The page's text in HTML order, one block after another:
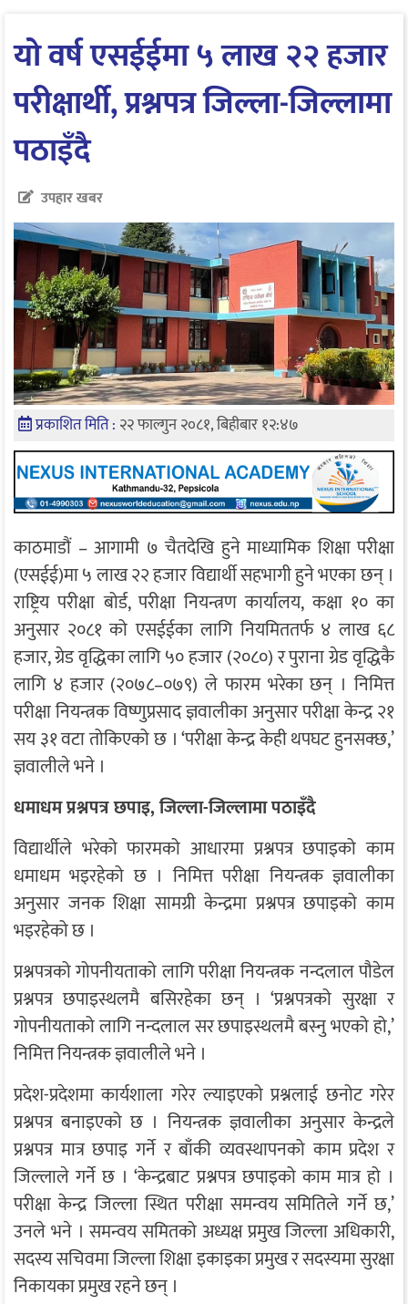
यो वर्ष एसईईमा ५ लाख २२ हजार
परीक्षार्थी, प्रश्नपत्र जिल्ला-जिल्लामा
पठाइँदै
उपहार खबर
प्रकाशित मिति : २२ फाल्गुन २०८१, बिहीबार १२:४७
काठमाडौं – आगामी ७ चैतदेखि हुने माध्यामिक शिक्षा परीक्षा
(एसईई)मा ५ लाख २२ हजार विद्यार्थी सहभागी हुने भएका छन् ।
राष्ट्रिय परीक्षा बोर्ड, परीक्षा नियन्त्रण कार्यालय, कक्षा १० का
अनुसार २०८१ को एसईईका लागि नियमिततर्फ ४ लाख ६८
हजार, ग्रेड वृद्धिका लागि ५० हजार (२०८०) र पुराना ग्रेड वृद्धिकै
लागि ४ हजार (२०७८–०७९) ले फारम भरेका छन् । निमित्त
परीक्षा नियन्त्रक विष्णुप्रसाद ज्ञवालीका अनुसार परीक्षा केन्द्र २१
सय ३१ वटा तोकिएको छ । ‘परीक्षा केन्द्र केही थपघट हुनसक्छ,’
ज्ञवालीले भने ।
धमाधम प्रश्नपत्र छपाइ, जिल्ला-जिल्लामा पठाइँदै
विद्यार्थीले भरेको फारमको आधारमा प्रश्नपत्र छपाइको काम
धमाधम भइरहेको छ । निमित्त परीक्षा नियन्त्रक ज्ञवालीका
अनुसार जनक शिक्षा सामग्री केन्द्रमा प्रश्नपत्र छपाइको काम
भइरहेको छ ।
प्रश्नपत्रको गोपनीयताको लागि परीक्षा नियन्त्रक नन्दलाल पौडेल
प्रश्नपत्र छपाइस्थलमै बसिरहेका छन् । ‘प्रश्नपत्रको सुरक्षा र
गोपनीयताको लागि नन्दलाल सर छपाइस्थलमै बस्नु भएको हो,’
निमित्त नियन्त्रक ज्ञवालीले भने ।
प्रदेश-प्रदेशमा कार्यशाला गरेर ल्याइएको प्रश्नलाई छनोट गरेर
प्रश्नपत्र बनाइएको छ । नियन्त्रक ज्ञवालीका अनुसार केन्द्रले
प्रश्नपत्र मात्र छपाइ गर्ने र बाँकी व्यवस्थापनको काम प्रदेश र
जिल्लाले गर्ने छ । ‘केन्द्रबाट प्रश्नपत्र छपाइको काम मात्र हो ।
परीक्षा केन्द्र जिल्ला स्थित परीक्षा समन्वय समितिले गर्ने छ,’
उनले भने । समन्वय समितको अध्यक्ष प्रमुख जिल्ला अधिकारी,
सदस्य सचिवमा जिल्ला शिक्षा इकाइका प्रमुख र सदस्यमा सुरक्षा
निकायका प्रमुख रहने छन् ।